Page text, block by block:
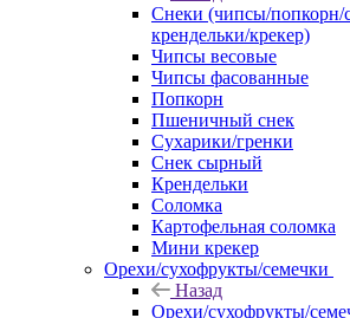
Снеки (чипсы/попкорн/
крендельки/крекер)
Чипсы весовые
Чипсы фасованные
Попкорн
Пшеничный снек
Сухарики/гренки
Снек сырный
Крендельки
Соломка
Картофельная соломка
Мини крекер
Орехи/сухофрукты/семечки
Назад
Орехи/сухофрукты/